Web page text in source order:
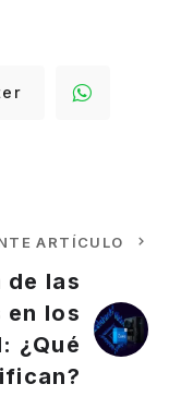
ARTÍCULO
las
en los
¿Qué